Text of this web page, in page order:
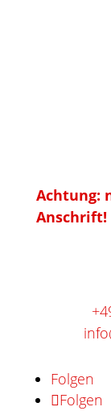
Achtung:
Anschrift!
Folgen
Folgen